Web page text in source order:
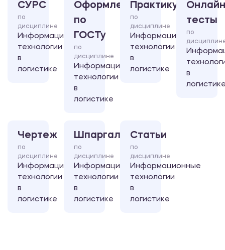
СУРС
по
дисциплине
Информационные
технологии
в
логистике
Оформление
по
ГОСТу
по
дисциплине
Информационные
технологии
в
логистике
Практикум
по
дисциплине
Информационные
технологии
в
логистике
тесты
по
в
Чертеж
по
дисциплине
Информационные
технологии
в
логистике
Шпаргалка
по
дисциплине
Информационные
технологии
в
логистике
Статьи
по
дисциплине
Информационные
технологии
в
логистике